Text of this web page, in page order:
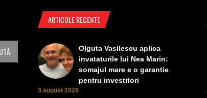
ARTICOLE RECENTE
Olguta Vasilescu aplica
invataturile lui Nea Marin:
somajul mare e o garantie
pentru investitori
3 august 2026